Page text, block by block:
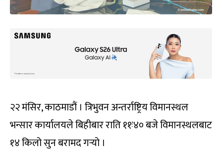
२२ मंसिर, काठमाडौं । त्रिभुवन अन्तर्राष्ट्रिय विमानस्थल
भन्सार कार्यालयले बिहीबार राति ११ः४० बजे विमानस्थलबाट
१४ किलो सुन बरामद गर्‍यो ।